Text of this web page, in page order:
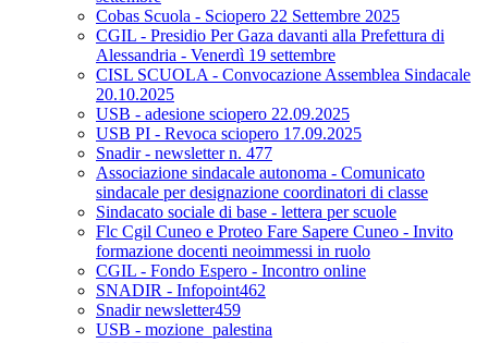
Cobas Scuola - Sciopero 22 Settembre 2025
CGIL - Presidio Per Gaza davanti alla Prefettura di
Alessandria - Venerdì 19 settembre
CISL SCUOLA - Convocazione Assemblea Sindacale
20.10.2025
USB - adesione sciopero 22.09.2025
USB PI - Revoca sciopero 17.09.2025
Snadir - newsletter n. 477
Associazione sindacale autonoma - Comunicato
sindacale per designazione coordinatori di classe
Sindacato sociale di base - lettera per scuole
Flc Cgil Cuneo e Proteo Fare Sapere Cuneo - Invito
formazione docenti neoimmessi in ruolo
CGIL - Fondo Espero - Incontro online
SNADIR - Infopoint462
Snadir newsletter459
USB - mozione_palestina